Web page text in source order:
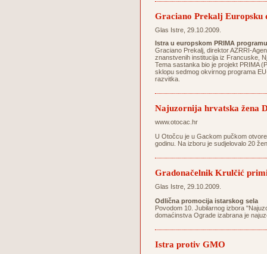
Graciano Prekalj Europsku
Glas Istre, 29.10.2009.
Istra u europskom PRIMA programu
Graciano Prekalj, direktor AZRRI-
znanstvenih institucija iz Francuske,
Tema sastanka bio je projekt PRIMA
sklopu sedmog okvirnog programa
razvitka.
Najuzornija hrvatska žena
www.otocac.hr
U Otočcu je u Gackom pučkom
godinu. Na izboru je sudjelovalo 20
Gradonačelnik Krulčić
Glas Istre, 29.10.2009.
Odlična promocija istarskog sela
Povodom 10. Jubilarnog izbora
domaćinstva Ograde izabrana je
Istra protiv GMO